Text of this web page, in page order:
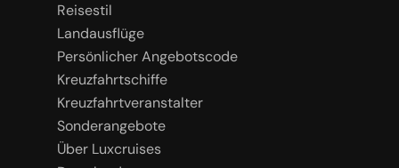
Reisestil
Landausflüge
Persönlicher Angebotscode
Kreuzfahrtschiffe
Kreuzfahrtveranstalter
Sonderangebote
Über Luxcruises